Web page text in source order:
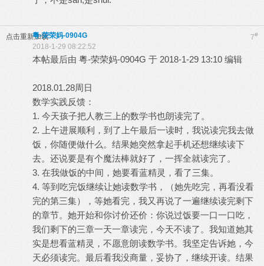
点击重新加载 7#
粵-荣荣妈-0904G
2018-1-29 08:22:52
本帖最后由 粵-荣荣妈-0904G 于 2018-1-29 13:10 编辑
2018.01.28周日
数学实践反馈：
1. 今天孩子把人教三上的数学书也朗读完了。
2. 上午进展顺利，到了上午最后一读时，我说读完我去做
饭，你随便做什么。结果她突然拿起手机还想继续读下
去。还说要是有个魔法棒就好了，一挥全就读完了。
3. 在我做饭的中间，她要看蓝精灵，看了三集。
4. 等到吃完饭继续让她读数学书，（她先吃完，再看没看
完的第三集），等她看完，我又再说了一遍继续读完剩下
的章节。她开始和你讨价还价：你说过饭要一口一口吃，
我们剩下的三章一天一章读完，今天不读了。我知道她其
实是想看蓝精灵，不愿意朗读数学书。我坚定告诉她，今
天必须读完。最后看我没商量，妥协了，继续开读。结果